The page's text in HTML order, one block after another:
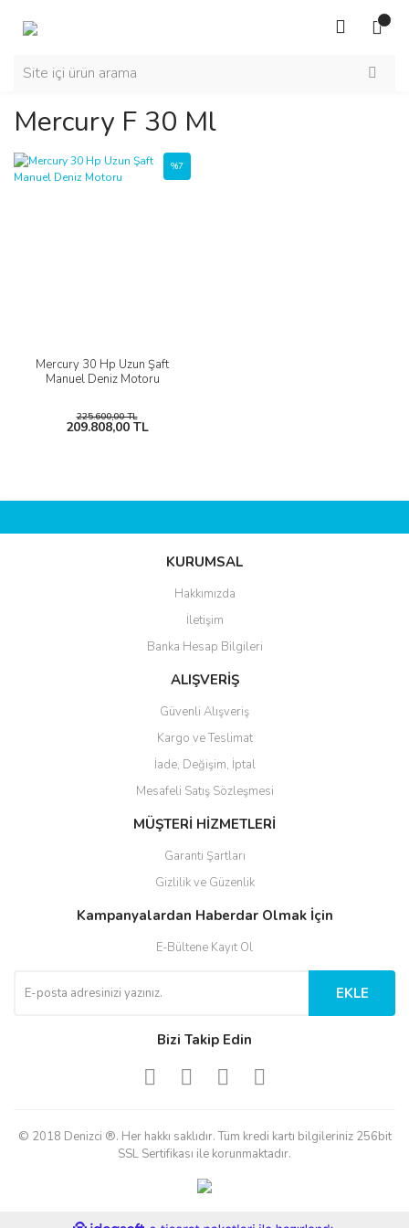
Mercury F 30 Ml
Mercury 30 Hp Uzun Şaft
Manuel Deniz Motoru
%7
225.600,00 TL
209.808,00 TL
KURUMSAL
Hakkımızda
İletişim
Banka Hesap Bilgileri
ALIŞVERİŞ
Güvenli Alışveriş
Kargo ve Teslimat
İade, Değişim, İptal
Mesafeli Satış Sözleşmesi
MÜŞTERİ HİZMETLERİ
Garanti Şartları
Gizlilik ve Güzenlik
Kampanyalardan Haberdar Olmak İçin
E-Bültene Kayıt Ol
EKLE
Bizi Takip Edin
© 2018 Denizci ®. Her hakkı saklıdır. Tüm kredi kartı bilgileriniz 256bit
SSL Sertifikası ile korunmaktadır.